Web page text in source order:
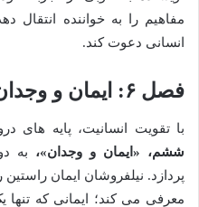
مفاهیم را به خواننده انتقال
انسانی دعوت کند.
فصل ۶: ایمان و وجدان
با تقویت انسانیت، پایه های
ششم، «ایمان و وجدان»، به
پردازد. نیلفروشان ایمان
معرفی می کند؛ ایمانی که تنها